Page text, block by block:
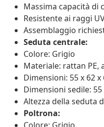
Massima capacità di
Resistente ai raggi
Assemblaggio
Seduta centrale:
Colore: Grigio
Materiale: rattan PE,
Dimensioni: 55 x 62 x
Dimensioni sedile: 55
Altezza della seduta
Poltrona: